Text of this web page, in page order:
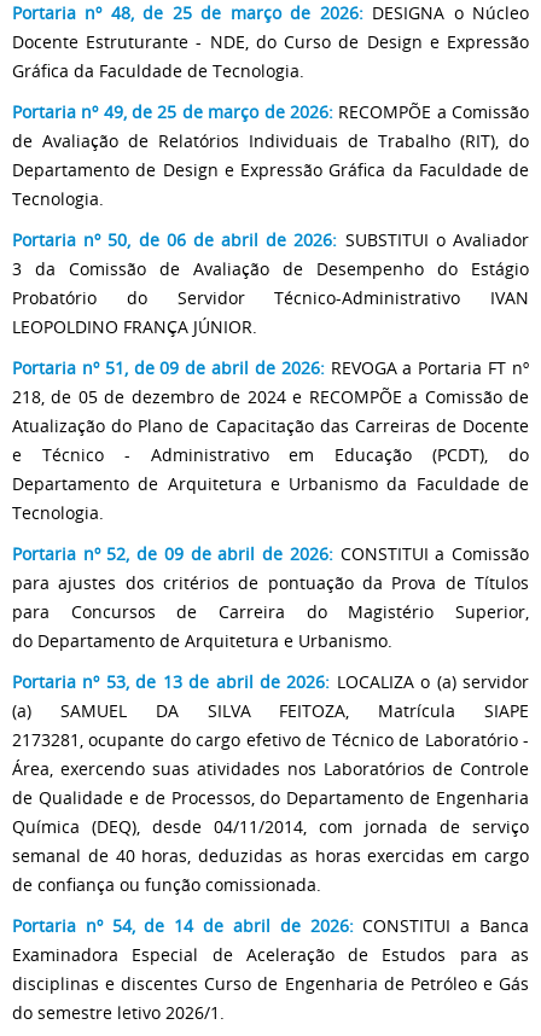
Portaria nº 48, de 25 de março de 2026: DESIGNA o Núcleo
Docente Estruturante - NDE, do Curso de Design e Expressão
Gráfica da Faculdade de Tecnologia.
Portaria nº 49, de 25 de março de 2026: RECOMPÕE a Comissão
de Avaliação de Relatórios Individuais de Trabalho (RIT), do
Departamento de Design e Expressão Gráfica da Faculdade de
Tecnologia.
Portaria nº 50, de 06 de abril de 2026: SUBSTITUI o Avaliador
3 da Comissão de Avaliação de Desempenho do Estágio
Probatório do Servidor Técnico-Administrativo IVAN
LEOPOLDINO FRANÇA JÚNIOR.
Portaria nº 51, de 09 de abril de 2026: REVOGA a Portaria FT nº
218, de 05 de dezembro de 2024 e RECOMPÕE a Comissão de
Atualização do Plano de Capacitação das Carreiras de Docente
e Técnico - Administrativo em Educação (PCDT), do
Departamento de Arquitetura e Urbanismo da Faculdade de
Tecnologia.
Portaria nº 52, de 09 de abril de 2026: CONSTITUI a Comissão
para ajustes dos critérios de pontuação da Prova de Títulos
para Concursos de Carreira do Magistério Superior,
do Departamento de Arquitetura e Urbanismo.
Portaria nº 53, de 13 de abril de 2026: LOCALIZA o (a) servidor
(a) SAMUEL DA SILVA FEITOZA, Matrícula SIAPE
2173281, ocupante do cargo efetivo de Técnico de Laboratório -
Área, exercendo suas atividades nos Laboratórios de Controle
de Qualidade e de Processos, do Departamento de Engenharia
Química (DEQ), desde 04/11/2014, com jornada de serviço
semanal de 40 horas, deduzidas as horas exercidas em cargo
de confiança ou função comissionada.
Portaria nº 54, de 14 de abril de 2026: CONSTITUI a Banca
Examinadora Especial de Aceleração de Estudos para as
disciplinas e discentes Curso de Engenharia de Petróleo e Gás
do semestre letivo 2026/1.